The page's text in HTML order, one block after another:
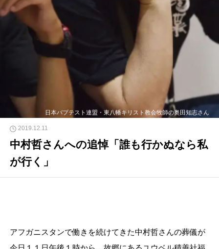
日本バプテスト連盟・東八幡キリスト教会牧師の奥田知志さん
2019.12.11
中村哲さんへの追悼「誰も行かぬなら私
が行く」
アフガニスタンで働きを続けてきた中村哲さんの葬儀が